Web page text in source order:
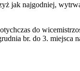
jak najgodniej,
do
br. do 3. miejsca